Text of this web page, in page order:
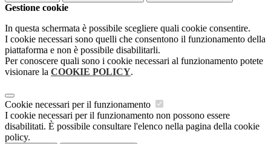
Gestione cookie
In questa schermata è possibile scegliere quali cookie consentire.
I cookie necessari sono quelli che consentono il funzionamento della
piattaforma e non è possibile disabilitarli.
Per conoscere quali sono i cookie necessari al funzionamento potete
visionare la COOKIE POLICY.
Cookie necessari per il funzionamento
I cookie necessari per il funzionamento non possono essere
disabilitati. È possibile consultare l'elenco nella pagina della cookie
policy.